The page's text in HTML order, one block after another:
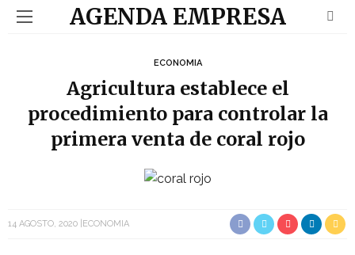
AGENDA EMPRESA
ECONOMIA
Agricultura establece el
procedimiento para controlar la
primera venta de coral rojo
14 AGOSTO, 2020 ECONOMIA